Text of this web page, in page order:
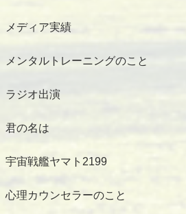
メディア実績
メンタルトレーニングのこと
ラジオ出演
君の名は
宇宙戦艦ヤマト2199
心理カウンセラーのこと